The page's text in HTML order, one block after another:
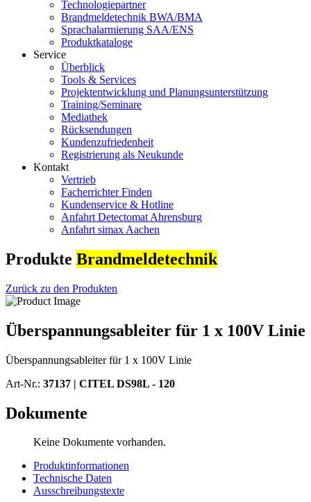
Technologiepartner
Brandmeldetechnik BWA/BMA
Sprachalarmierung SAA/ENS
Produktkataloge
Service
Überblick
Tools & Services
Projektentwicklung und Planungsunterstützung
Training/Seminare
Mediathek
Rücksendungen
Kundenzufriedenheit
Registrierung als Neukunde
Kontakt
Vertrieb
Facherrichter Finden
Kundenservice & Hotline
Anfahrt Detectomat Ahrensburg
Anfahrt simax Aachen
Produkte Brandmeldetechnik
Zurück zu den Produkten
Überspannungsableiter für 1 x 100V Linie
Überspannungsableiter für 1 x 100V Linie
Art-Nr.: 37137 | CITEL DS98L - 120
Dokumente
Keine Dokumente vorhanden.
Produktinformationen
Technische Daten
Ausschreibungstexte